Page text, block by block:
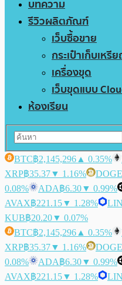
บทความ
รีวิวผลิตภัณฑ์
เว็บซื้อขาย
กระเป๋าเก็บเหรี
เครื่องขุด
เว็บขุดแบบ
ห้องเรียน
BTC฿2,145,296 ▲ 0.35%
XRP฿35.37▼ 1.16% DOGE
0.08%
ADA฿6.30▼ 0.99%
AVAX฿221.15▼ 1.28%
KUB฿20.20▼ 0.07%
BTC฿2,145,296 ▲ 0.35%
XRP฿35.37▼ 1.16% DOGE
0.08%
ADA฿6.30▼ 0.99%
AVAX฿221.15▼ 1.28%